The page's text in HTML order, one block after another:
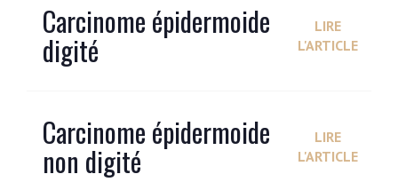
Carcinome épidermoide
digité
LIRE
L'ARTICLE
Carcinome épidermoide
non digité
LIRE
L'ARTICLE